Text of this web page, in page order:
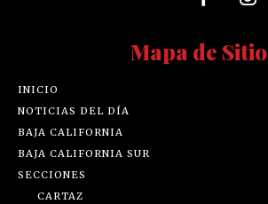
Mapa de Sitio
INICIO
NOTICIAS DEL DÍA
BAJA CALIFORNIA
BAJA CALIFORNIA SUR
SECCIONES
CARTAZ